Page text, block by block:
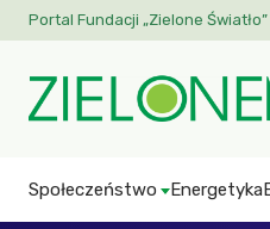
Portal Fundacji „Zielone
Społeczeństwo Energetyka